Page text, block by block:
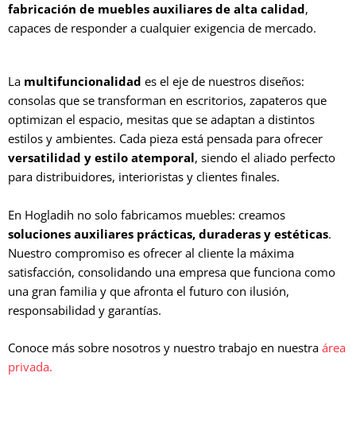
fabricación de muebles auxiliares de alta calidad,
capaces de responder a cualquier exigencia de mercado.
La multifuncionalidad es el eje de nuestros diseños:
consolas que se transforman en escritorios, zapateros que
optimizan el espacio, mesitas que se adaptan a distintos
estilos y ambientes. Cada pieza está pensada para ofrecer
versatilidad y estilo atemporal, siendo el aliado perfecto
para distribuidores, interioristas y clientes finales.
En Hogladih no solo fabricamos muebles: creamos
soluciones auxiliares prácticas, duraderas y estéticas.
Nuestro compromiso es ofrecer al cliente la máxima
satisfacción, consolidando una empresa que funciona como
una gran familia y que afronta el futuro con ilusión,
responsabilidad y garantías.
Conoce más sobre nosotros y nuestro trabajo en nuestra área
privada.